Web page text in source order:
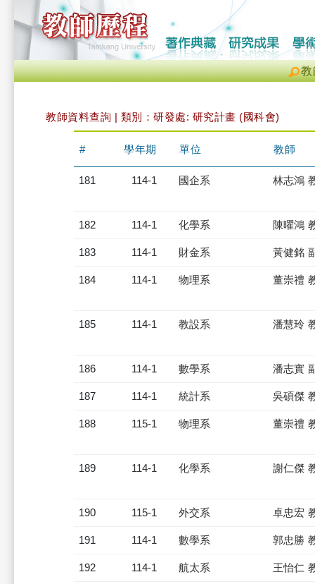
教
教師資料查詢 | 類別：研發處: 研究計畫 (國科會)
# 學年期 單位 教師
181 114-1 國企系 林志鴻
182 114-1 化學系 陳曜鴻
183 114-1 財金系 黃健銘
184 114-1 物理系 董崇禮
185 114-1 教設系 潘慧玲
186 114-1 數學系 潘志實
187 114-1 統計系 吳碩傑
188 115-1 物理系 董崇禮
189 114-1 化學系 謝仁傑
190 115-1 外交系 卓忠宏
191 114-1 數學系 郭忠勝
192 114-1 航太系 王怡仁